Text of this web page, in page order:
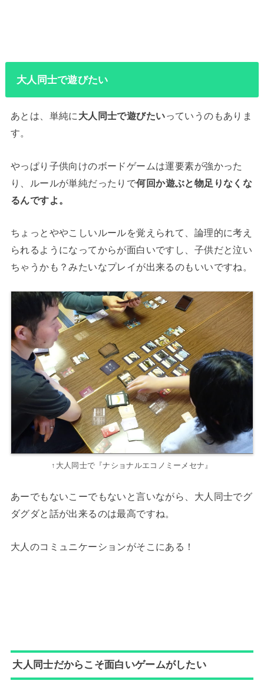
大人同士で遊びたい
あとは、単純に 大人同士で遊びたいっていうのもありま
す。
やっぱり子供向けのボードゲームは運要素が強かった
り、ルールが単純だったりで何回か遊ぶと物足りなくな
るんですよ。
ちょっとややこしいルールを覚えられて、論理的に考え
られるようになってからが面白いですし、子供だと泣い
ちゃうかも？みたいなプレイが出来るのもいいですね。
↑大人同士で『ナショナルエコノミーメセナ』
あーでもないこーでもないと言いながら、大人同士でグ
ダグダと話が出来るのは最高ですね。
大人のコミュニケーションがそこにある！
大人同士だからこそ面白いゲームがしたい